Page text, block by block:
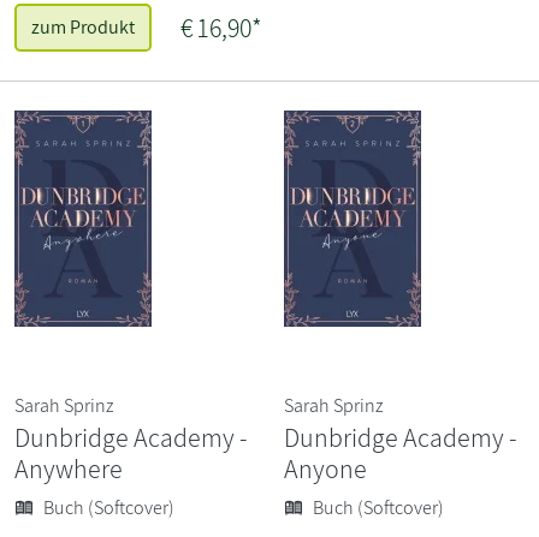
zum Produkt € 16,90*
Sarah Sprinz
Dunbridge Academy -
Anywhere
Buch (Softcover)
Sarah Sprinz
Dunbridge Academy -
Anyone
Buch (Softcover)